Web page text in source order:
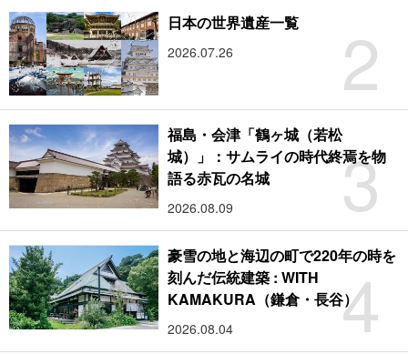
2
日本の世界遺産一覧
2026.07.26
3
福島・会津「鶴ヶ城（若松
城）」：サムライの時代終焉を物
語る赤瓦の名城
2026.08.09
4
豪雪の地と海辺の町で220年の時を
刻んだ伝統建築 : WITH
KAMAKURA（鎌倉・長谷）
2026.08.04